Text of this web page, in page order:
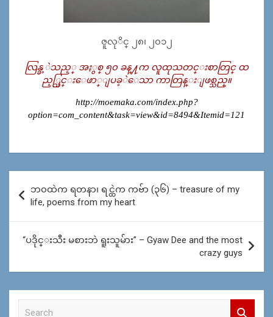
ဇူလုိင္ ၂၈၊ ၂၀၁၂
လြန္ခ့ဲသည့္ အႏွစ္ ၅၀ ခန္႔က လူထုသတင္းစာတြင္ ထ
ည့္သြင္းေဖာ္ျပခ့ဲေသာ ကာတြန္းျဖစ္သည္။
http://moemaka.com/index.php?
option=com_content&task=view&id=8494&Itemid=121
navigation
ဘ၀ထဲက ရတနာ၊ ရင္ထဲက ကဗ်ာ (၃၆) – treasure of my
life, poems from my heart
“ပဒိုင္းသီး မစားဘဲ ရူးသူမ်ား” – Gyaw Dee and the most
crazy guys